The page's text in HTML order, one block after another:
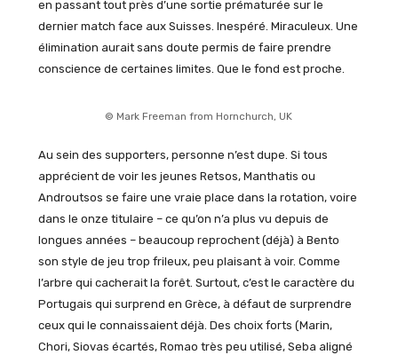
en passant tout près d’une sortie prématurée sur le
dernier match face aux Suisses. Inespéré. Miraculeux. Une
élimination aurait sans doute permis de faire prendre
conscience de certaines limites. Que le fond est proche.
© Mark Freeman from Hornchurch, UK
Au sein des supporters, personne n’est dupe. Si tous
apprécient de voir les jeunes Retsos, Manthatis ou
Androutsos se faire une vraie place dans la rotation, voire
dans le onze titulaire – ce qu’on n’a plus vu depuis de
longues années – beaucoup reprochent (déjà) à Bento
son style de jeu trop frileux, peu plaisant à voir. Comme
l’arbre qui cacherait la forêt. Surtout, c’est le caractère du
Portugais qui surprend en Grèce, à défaut de surprendre
ceux qui le connaissaient déjà. Des choix forts (Marin,
Chori, Siovas écartés, Romao très peu utilisé, Seba aligné